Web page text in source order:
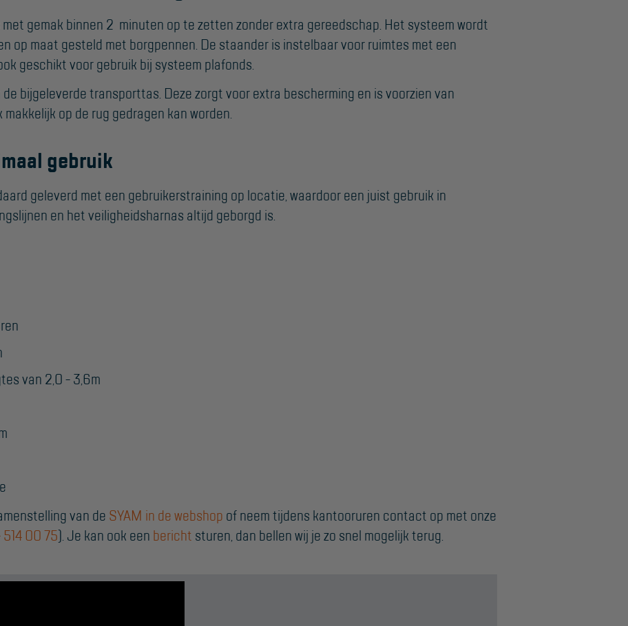
gemak binnen 2 minuten op te zetten zonder extra gereedschap. Het systeem wordt
op maat gesteld met borgpennen. De staander is instelbaar voor ruimtes met een
geschikt voor gebruik bij systeem plafonds.
bijgeleverde transporttas. Deze zorgt voor extra bescherming en is voorzien van
op de rug gedragen kan worden.
gebruik
geleverd met een gebruikerstraining op locatie, waardoor een juist gebruik in
en het veiligheidsharnas altijd geborgd is.
van 2,0 - 3,6m
van de SYAM in de webshop of neem tijdens kantooruren contact op met onze
514 00 75). Je kan ook een bericht sturen, dan bellen wij je zo snel mogelijk terug.